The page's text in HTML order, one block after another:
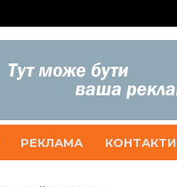
РЕКЛАМА КОНТАКТИ